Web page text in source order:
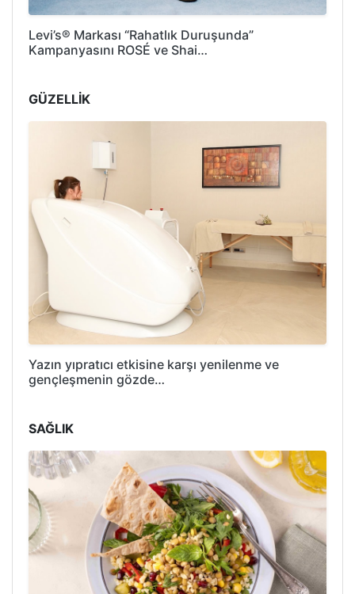
Levi’s® Markası “Rahatlık Duruşunda”
Kampanyasını ROSÉ ve Shai…
GÜZELLİK
Yazın yıpratıcı etkisine karşı yenilenme ve
gençleşmenin gözde…
SAĞLIK